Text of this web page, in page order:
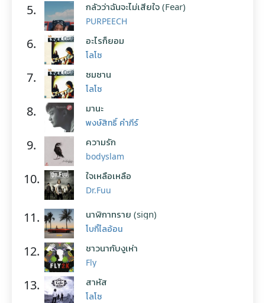
5. กลัวว่าฉันจะไม่เสียใจ (Fear)
PURPEECH
6. อะไรก็ยอม
โลโซ
7. ซมซาน
โลโซ
8. มานะ
พงษ์สิทธิ์ คำภีร์
9. ความรัก
bodyslam
10. ใจเหลือเหลือ
Dr.Fuu
11. นาฬิกาทราย (sign)
โบกี้ไลอ้อน
12. ชาวนากับงูเห่า
Fly
13. สาหัส
โลโซ